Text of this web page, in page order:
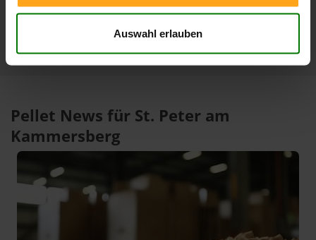
Auswahl erlauben
23.07.2026 09.08.2025
Pellet News für St. Peter am
Kammersberg